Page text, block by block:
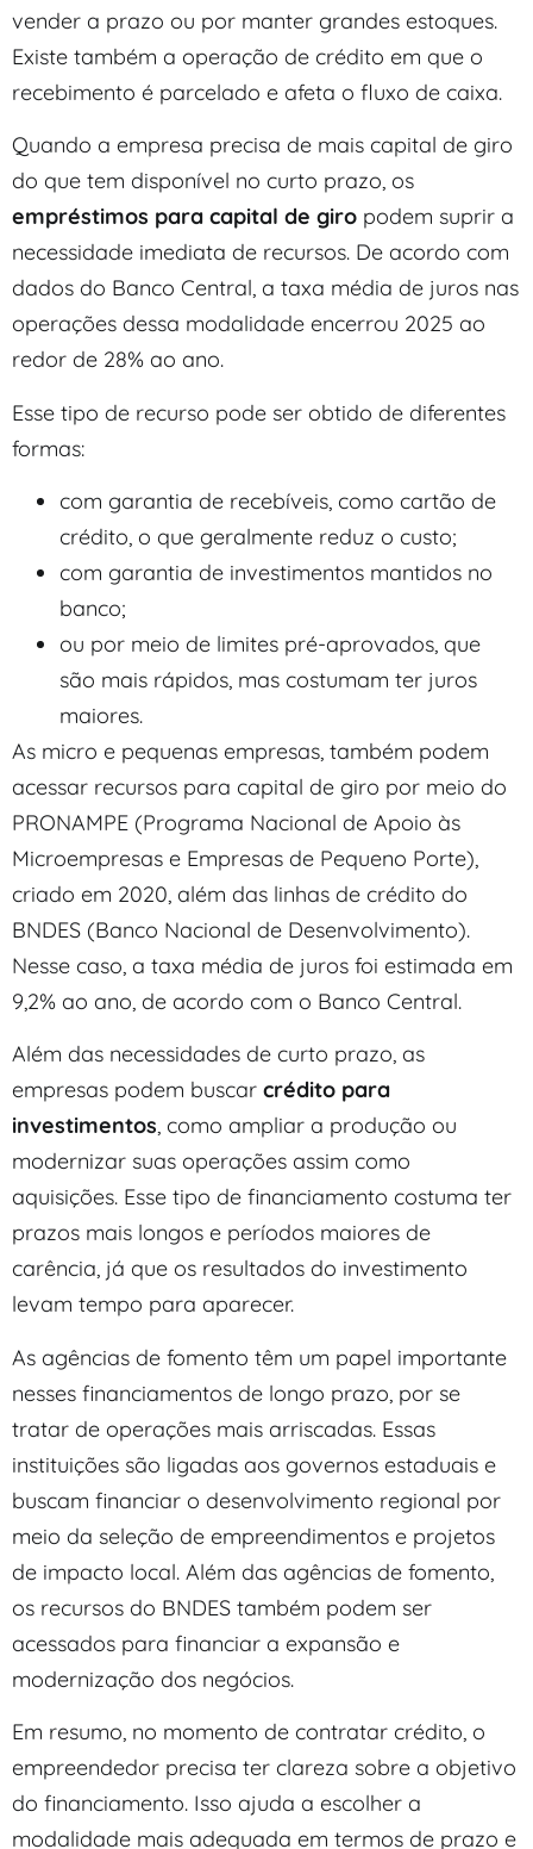
vender a prazo ou por manter grandes estoques.
Existe também a operação de crédito em que o
recebimento é parcelado e afeta o fluxo de caixa.
Quando a empresa precisa de mais capital de giro
do que tem disponível no curto prazo, os
empréstimos para capital de giro podem suprir a
necessidade imediata de recursos. De acordo com
dados do Banco Central, a taxa média de juros nas
operações dessa modalidade encerrou 2025 ao
redor de 28% ao ano.
Esse tipo de recurso pode ser obtido de diferentes
formas:
com garantia de recebíveis, como cartão de
crédito, o que geralmente reduz o custo;
com garantia de investimentos mantidos no
banco;
ou por meio de limites pré-aprovados, que
são mais rápidos, mas costumam ter juros
maiores.
As micro e pequenas empresas, também podem
acessar recursos para capital de giro por meio do
PRONAMPE (Programa Nacional de Apoio às
Microempresas e Empresas de Pequeno Porte),
criado em 2020, além das linhas de crédito do
BNDES (Banco Nacional de Desenvolvimento).
Nesse caso, a taxa média de juros foi estimada em
9,2% ao ano, de acordo com o Banco Central.
Além das necessidades de curto prazo, as
empresas podem buscar crédito para
investimentos, como ampliar a produção ou
modernizar suas operações assim como
aquisições. Esse tipo de financiamento costuma ter
prazos mais longos e períodos maiores de
carência, já que os resultados do investimento
levam tempo para aparecer.
As agências de fomento têm um papel importante
nesses financiamentos de longo prazo, por se
tratar de operações mais arriscadas. Essas
instituições são ligadas aos governos estaduais e
buscam financiar o desenvolvimento regional por
meio da seleção de empreendimentos e projetos
de impacto local. Além das agências de fomento,
os recursos do BNDES também podem ser
acessados para financiar a expansão e
modernização dos negócios.
Em resumo, no momento de contratar crédito, o
empreendedor precisa ter clareza sobre a objetivo
do financiamento. Isso ajuda a escolher a
modalidade mais adequada em termos de prazo e